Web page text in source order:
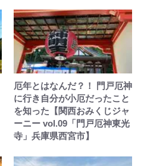
厄年とはなんだ？！ 門戸厄神
に行き自分が小厄だったこと
を知った【関西おみくじジャ
ーニー vol.09「門戸厄神東光
寺」兵庫県西宮市】